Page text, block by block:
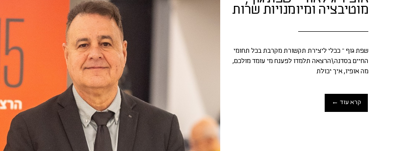
מוטיבציה ומיומנויות שרות
שפת גוף – ככלי ליצירת תקשורת מקרבת בכל תחומי
החיים בסדנה\הרצאה תלמדו לפענח מי עומד מולכם,
מה אופיו, איך יכולת
קרא עוד ←